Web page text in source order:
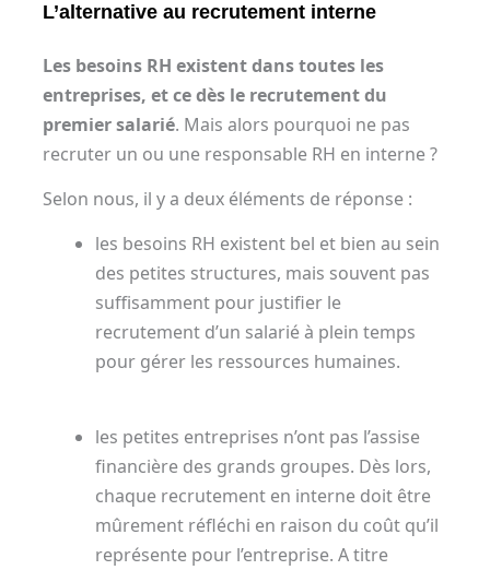
L’alternative au recrutement interne
Les besoins RH existent dans toutes les
entreprises, et ce dès le recrutement du
premier salarié. Mais alors pourquoi ne pas
recruter un ou une responsable RH en interne ?
Selon nous, il y a deux éléments de réponse :
les besoins RH existent bel et bien au sein
des petites structures, mais souvent pas
suffisamment pour justifier le
recrutement d’un salarié à plein temps
pour gérer les ressources humaines.
les petites entreprises n’ont pas l’assise
financière des grands groupes. Dès lors,
chaque recrutement en interne doit être
mûrement réfléchi en raison du coût qu’il
représente pour l’entreprise. A titre